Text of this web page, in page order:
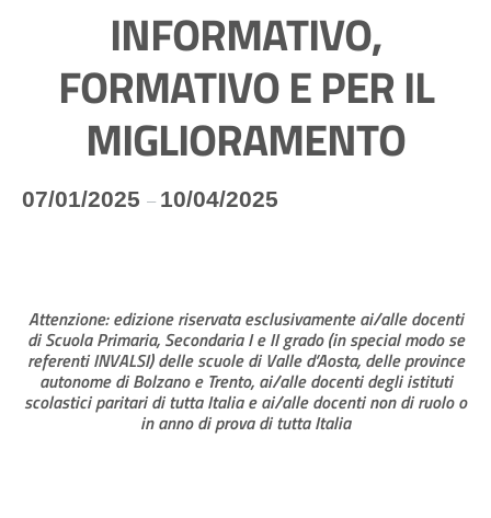
INFORMATIVO,
FORMATIVO E PER IL
MIGLIORAMENTO
07/01/2025 – 10/04/2025
Attenzione: edizione riservata esclusivamente ai/alle docenti
di Scuola Primaria, Secondaria I e II grado (in special modo se
referenti INVALSI) delle scuole di Valle d’Aosta, delle province
autonome di Bolzano e Trento, ai/alle docenti degli istituti
scolastici paritari di tutta Italia e ai/alle docenti non di ruolo o
in anno di prova di tutta Italia